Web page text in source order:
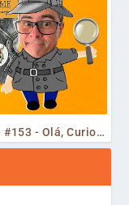
MEMÓRIAS DA COLEÇÃO VAGA-LUME - #153 - Olá, Curiosos! 2023